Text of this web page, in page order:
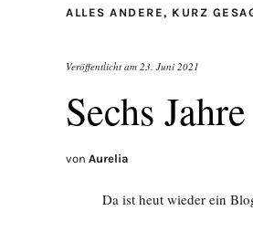
ALLES ANDERE, KURZ
Veröffentlicht am 23. Juni 2021
Sechs
von Aurelia
Da ist heut wieder ein